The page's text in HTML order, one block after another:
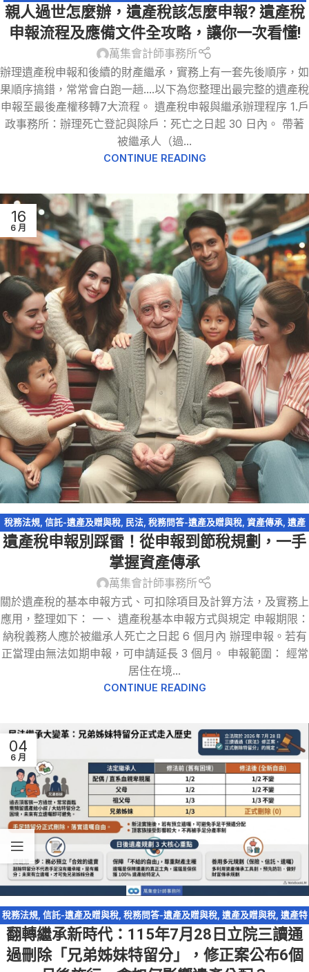
親人過世怎麼辦，遺產稅該怎麼申報? 遺產稅
申報流程及應備文件全攻略，讓你一次看懂!
萬集會計師事務所
辦理遺產稅申報和後續的財產繼承，實務上有一套先後順序，如
果順序搞錯，常常會白跑一趟....以下為您整理出最完整的遺產稅
申報至最後產權移轉7大流程。 遺產稅申報與繼承辦理程序 1.戶
政事務所：辦理死亡登記與除戶：死亡之日起 30 日內。 帶著
被繼承人（過...
CONTINUE READING
16
6 月
稅務法規, 信託-遺產及贈與稅, 民法, 稅務問答-遺產及贈與稅, 資產傳承, 遺產
及贈與稅 ,遺產特留分,遺贈
遺產稅申報別踩雷！從申報到節稅規劃，一手
掌握資產傳承
萬集會計師事務所
關於遺產稅的基本申報方式、可扣除項目及計算方法，及實務上
應用，整理如下： 一、 遺產稅基本申報方式與規定 申報期限：
納稅義務人應於被繼承人死亡之日起 6 個月內 辦理申報。若有
正當理由無法如期申報，可申請延長 3 個月。 申報範圍： 經常
居住在境...
CONTINUE READING
04
6 月
稅務法規, 信託-遺產及贈與稅, 稅務問答-遺產及贈與稅, 遺產及贈與稅, 遺產特
留分
翻轉繼承新時代：115年7月28日立院三讀通
過刪除「兄弟姊妹特留分」，修正案公布6個